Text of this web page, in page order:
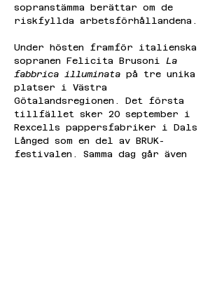
sopranstämma berättar om de
riskfyllda arbetsförhållandena.
Under hösten framför italienska
sopranen Felicita Brusoni La
fabbrica illuminata på tre unika
platser i Västra
Götalandsregionen. Det första
tillfället sker 20 september i
Rexcells pappersfabriker i Dals
Långed som en del av BRUK-
festivalen. Samma dag går även